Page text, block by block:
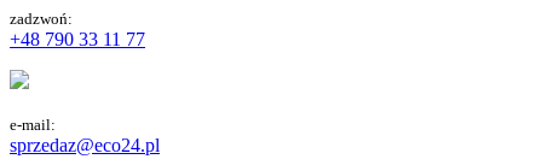
zadzwoń:
+48 790 33 11 77
e-mail:
sprzedaz@eco24.pl